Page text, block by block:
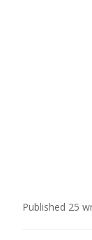
Published 25